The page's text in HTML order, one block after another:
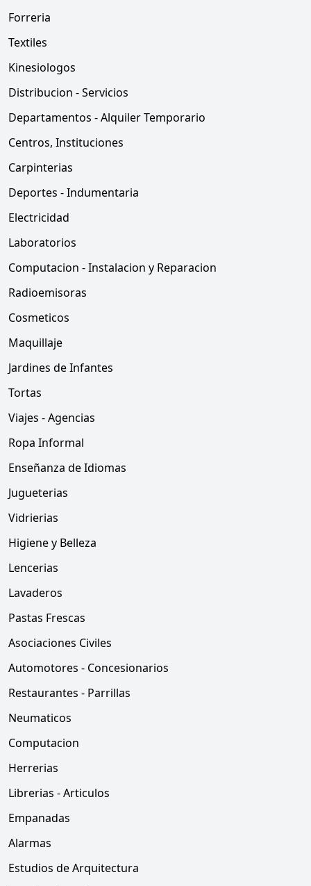
Forreria
Textiles
Kinesiologos
Distribucion - Servicios
Departamentos - Alquiler Temporario
Centros, Instituciones
Carpinterias
Deportes - Indumentaria
Electricidad
Laboratorios
Computacion - Instalacion y Reparacion
Radioemisoras
Cosmeticos
Maquillaje
Jardines de Infantes
Tortas
Viajes - Agencias
Ropa Informal
Enseñanza de Idiomas
Jugueterias
Vidrierias
Higiene y Belleza
Lencerias
Lavaderos
Pastas Frescas
Asociaciones Civiles
Automotores - Concesionarios
Restaurantes - Parrillas
Neumaticos
Computacion
Herrerias
Librerias - Articulos
Empanadas
Alarmas
Estudios de Arquitectura